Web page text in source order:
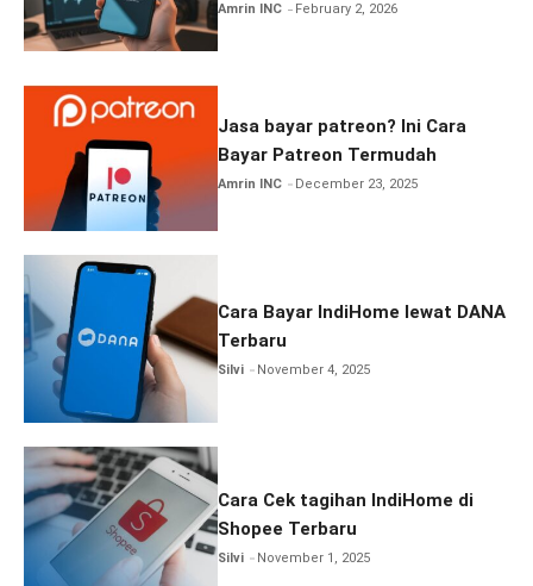
Amrin INC February 2, 2026
Jasa bayar patreon? Ini Cara
Bayar Patreon Termudah
Amrin INC December 23, 2025
Cara Bayar IndiHome lewat DANA
Terbaru
Silvi November 4, 2025
Cara Cek tagihan IndiHome di
Shopee Terbaru
Silvi November 1, 2025